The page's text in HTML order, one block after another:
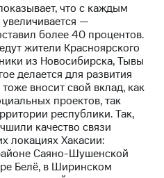
что с каждым
—
более 40 процентов.
жители Красноярского
из Новосибирска, Тывы
делается для развития
вносит свой вклад, как
проектов, так
республики. Так,
качество связи
локациях Хакасии:
Саяно-Шушенской
Белё, в Ширинском